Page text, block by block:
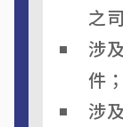
之
涉
件；
涉